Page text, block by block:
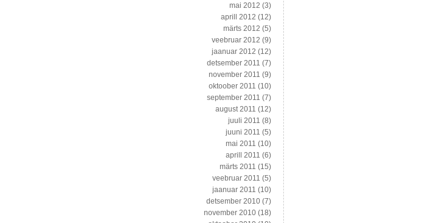
mai 2012 (3)
aprill 2012 (12)
märts 2012 (5)
veebruar 2012 (9)
jaanuar 2012 (12)
detsember 2011 (7)
november 2011 (9)
oktoober 2011 (10)
september 2011 (7)
august 2011 (12)
juuli 2011 (8)
juuni 2011 (5)
mai 2011 (10)
aprill 2011 (6)
märts 2011 (15)
veebruar 2011 (5)
jaanuar 2011 (10)
detsember 2010 (7)
november 2010 (18)